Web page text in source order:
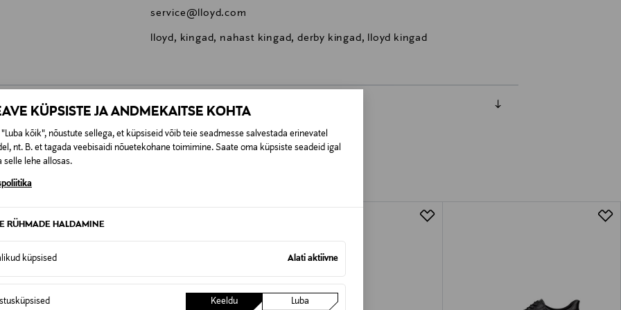
KÜPSISTE JA ANDMEKAITSE KOHTA
kõik", nõustute sellega, et küpsiseid võib teie seadmesse salvestada erinevatel
nt. B. et tagada veebisaidi nõuetekohane toimimine. Saate oma küpsiste seadeid igal
selle lehe allosas.
RÜHMADE HALDAMINE
küpsised Alati aktiivne
Keeldu Luba
service@lloyd.com
lloyd, kingad, nahast kingad, derby kingad, lloyd kingad
0,00 €
KA